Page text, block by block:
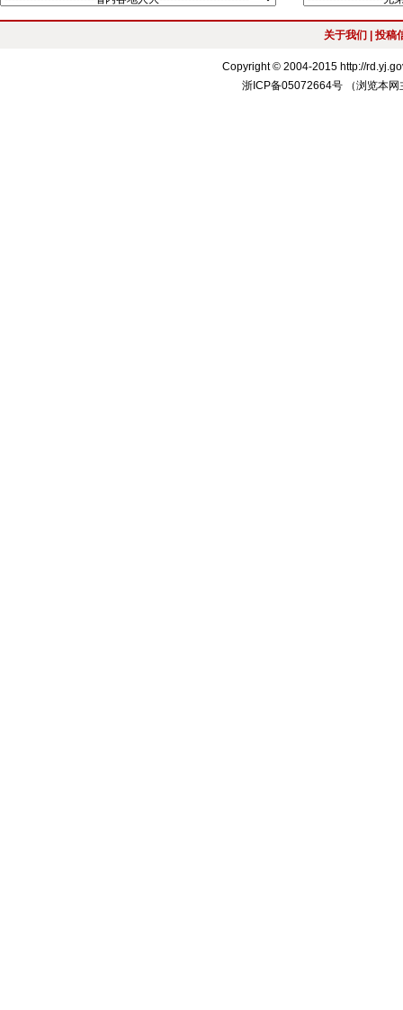
关于我们 | 投稿
Copyright © 2004-2015 http://
浙ICP备05072664号 （浏览本